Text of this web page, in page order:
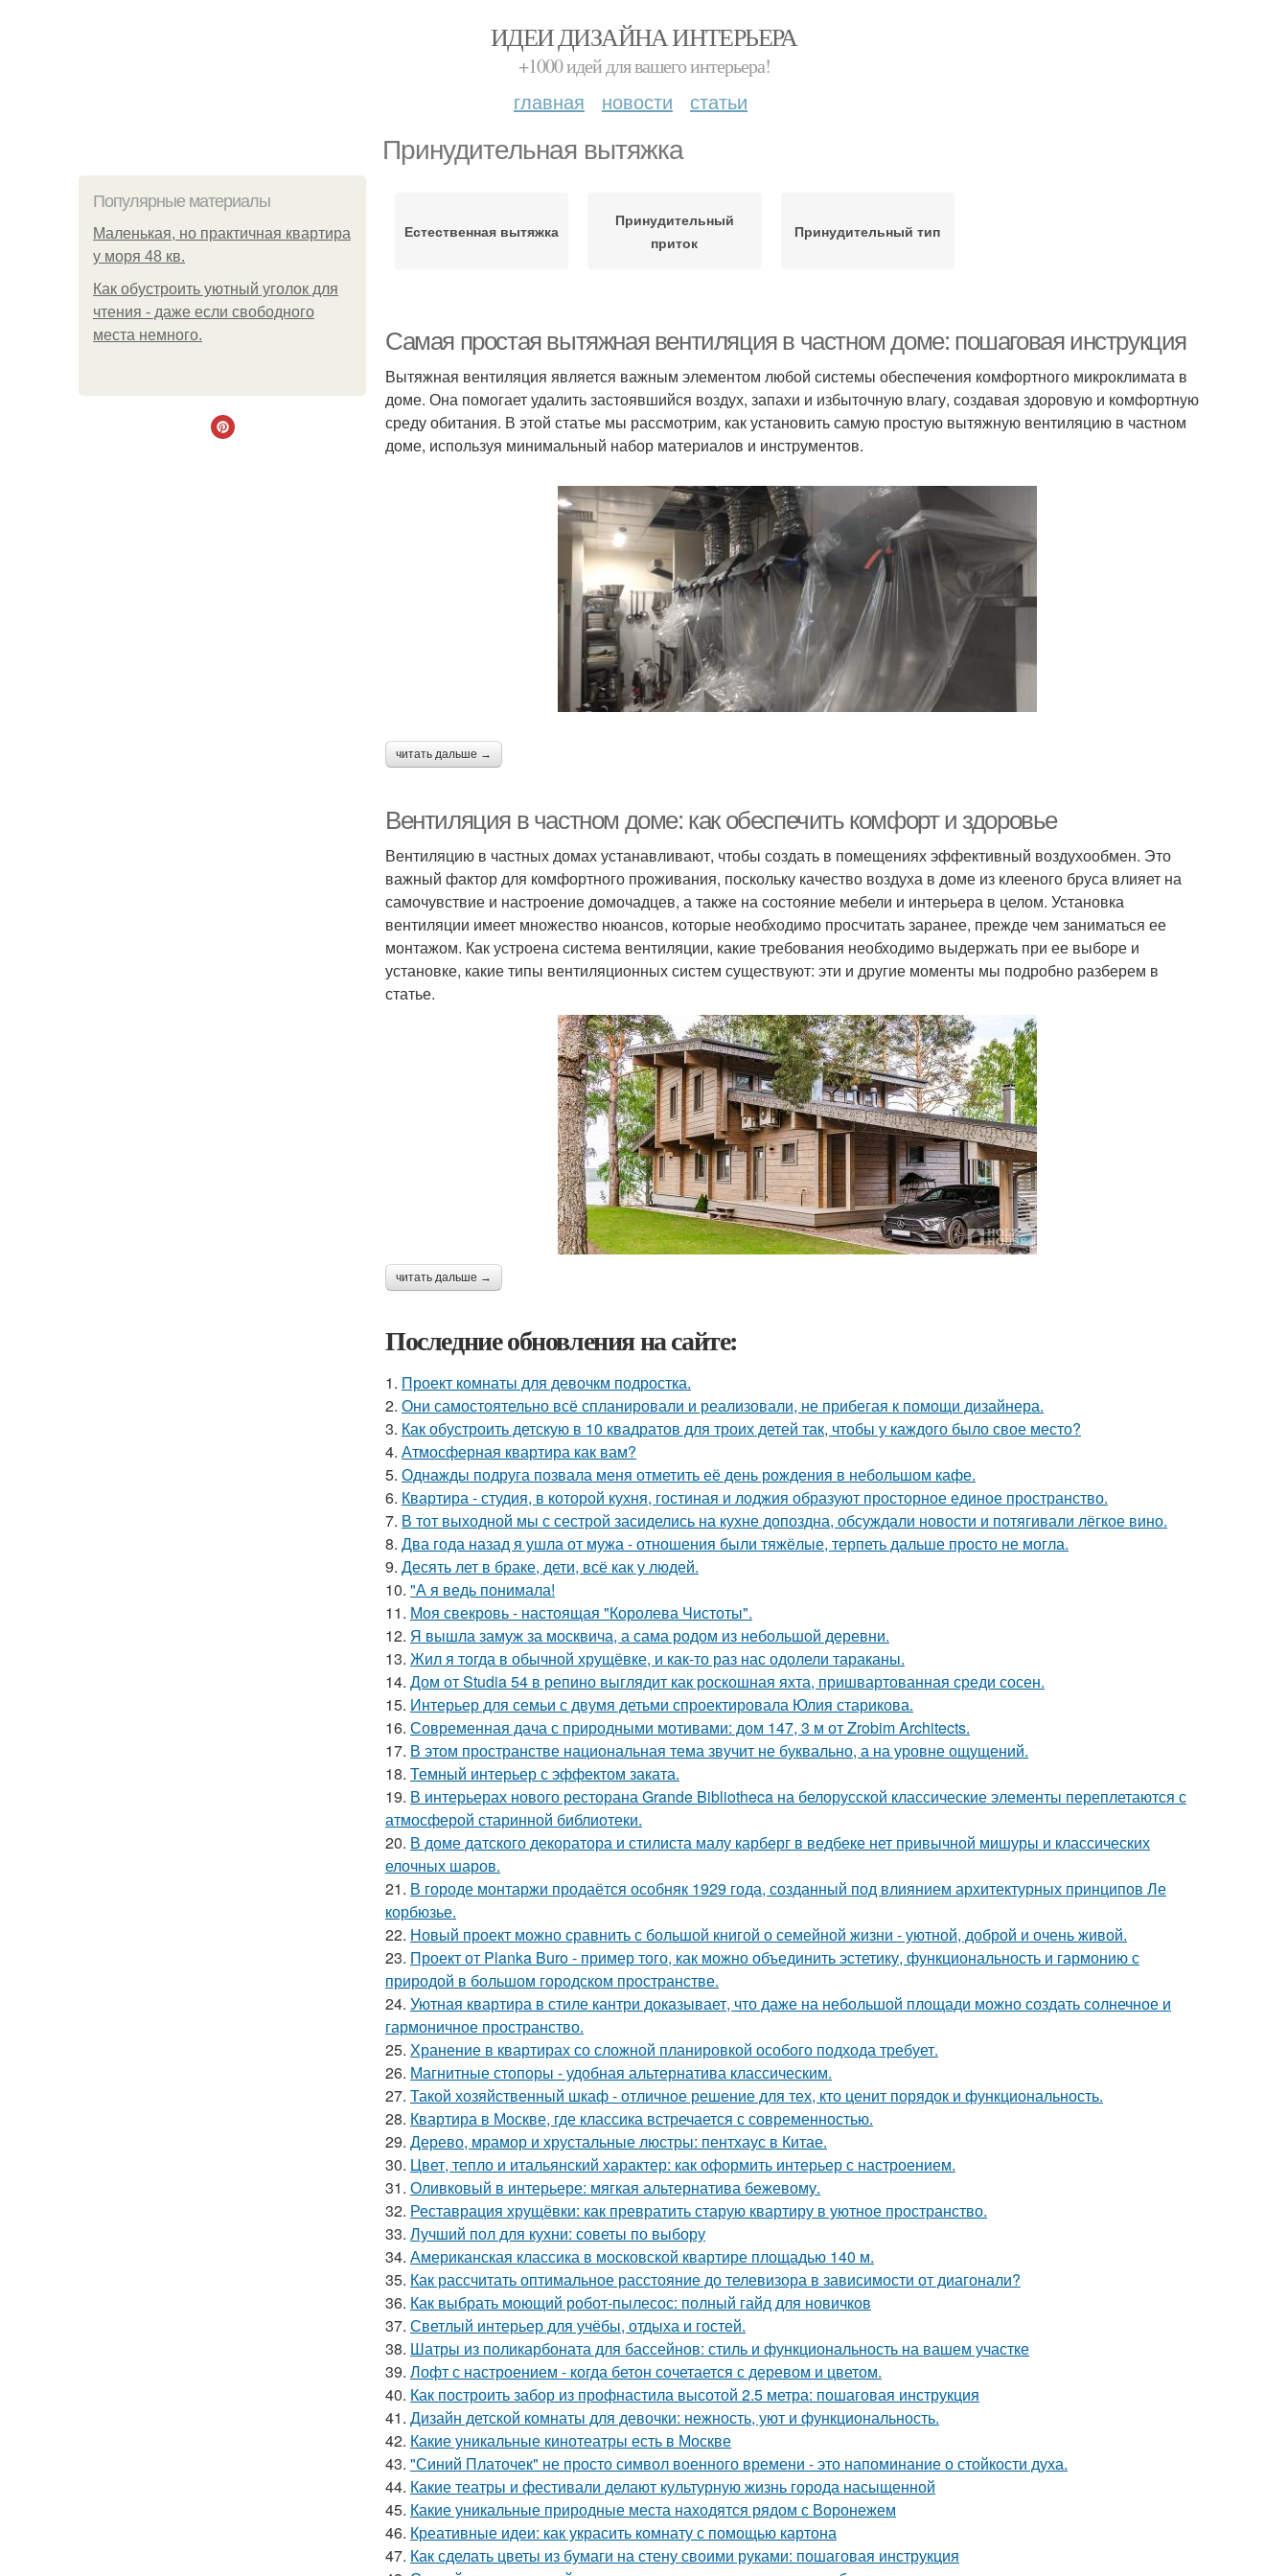
ИДЕИ ДИЗАЙНА ИНТЕРЬЕРА
+1000 идей для вашего интерьера!
главная новости статьи
Принудительная вытяжка
Популярные материалы
Маленькая, но практичная квартира
у моря 48 кв.
Как обустроить уютный уголок для
чтения - даже если свободного
места немного.
Естественная вытяжка
Принудительный
приток
Принудительный тип
Самая простая вытяжная вентиляция в частном доме: пошаговая инструкция
Вытяжная вентиляция является важным элементом любой системы обеспечения комфортного микроклимата в
доме. Она помогает удалить застоявшийся воздух, запахи и избыточную влагу, создавая здоровую и комфортную
среду обитания. В этой статье мы рассмотрим, как установить самую простую вытяжную вентиляцию в частном
доме, используя минимальный набор материалов и инструментов.
читать дальше →
Вентиляция в частном доме: как обеспечить комфорт и здоровье
Вентиляцию в частных домах устанавливают, чтобы создать в помещениях эффективный воздухообмен. Это
важный фактор для комфортного проживания, поскольку качество воздуха в доме из клееного бруса влияет на
самочувствие и настроение домочадцев, а также на состояние мебели и интерьера в целом. Установка
вентиляции имеет множество нюансов, которые необходимо просчитать заранее, прежде чем заниматься ее
монтажом. Как устроена система вентиляции, какие требования необходимо выдержать при ее выборе и
установке, какие типы вентиляционных систем существуют: эти и другие моменты мы подробно разберем в
статье.
читать дальше →
Последние обновления на сайте:
1. Проект комнаты для девочкм подростка.
2. Они самостоятельно всё спланировали и реализовали, не прибегая к помощи дизайнера.
3. Как обустроить детскую в 10 квадратов для троих детей так, чтобы у каждого было свое место?
4. Атмосферная квартира как вам?
5. Однажды подруга позвала меня отметить её день рождения в небольшом кафе.
6. Квартира - студия, в которой кухня, гостиная и лоджия образуют просторное единое пространство.
7. В тот выходной мы с сестрой засиделись на кухне допоздна, обсуждали новости и потягивали лёгкое вино.
8. Два года назад я ушла от мужа - отношения были тяжёлые, терпеть дальше просто не могла.
9. Десять лет в браке, дети, всё как у людей.
10. "А я ведь понимала!
11. Моя свекровь - настоящая "Королева Чистоты".
12. Я вышла замуж за москвича, а сама родом из небольшой деревни.
13. Жил я тогда в обычной хрущёвке, и как-то раз нас одолели тараканы.
14. Дом от Studia 54 в репино выглядит как роскошная яхта, пришвартованная среди сосен.
15. Интерьер для семьи с двумя детьми спроектировала Юлия старикова.
16. Современная дача с природными мотивами: дом 147, 3 м от Zrobim Architects.
17. В этом пространстве национальная тема звучит не буквально, а на уровне ощущений.
18. Темный интерьер с эффектом заката.
19. В интерьерах нового ресторана Grande Bibliotheca на белорусской классические элементы переплетаются с
атмосферой старинной библиотеки.
20. В доме датского декоратора и стилиста малу карберг в ведбеке нет привычной мишуры и классических
елочных шаров.
21. В городе монтаржи продаётся особняк 1929 года, созданный под влиянием архитектурных принципов Ле
корбюзье.
22. Новый проект можно сравнить с большой книгой о семейной жизни - уютной, доброй и очень живой.
23. Проект от Planka Buro - пример того, как можно объединить эстетику, функциональность и гармонию с
природой в большом городском пространстве.
24. Уютная квартира в стиле кантри доказывает, что даже на небольшой площади можно создать солнечное и
гармоничное пространство.
25. Хранение в квартирах со сложной планировкой особого подхода требует.
26. Магнитные стопоры - удобная альтернатива классическим.
27. Такой хозяйственный шкаф - отличное решение для тех, кто ценит порядок и функциональность.
28. Квартира в Москве, где классика встречается с современностью.
29. Дерево, мрамор и хрустальные люстры: пентхаус в Китае.
30. Цвет, тепло и итальянский характер: как оформить интерьер с настроением.
31. Оливковый в интерьере: мягкая альтернатива бежевому.
32. Реставрация хрущёвки: как превратить старую квартиру в уютное пространство.
33. Лучший пол для кухни: советы по выбору
34. Американская классика в московской квартире площадью 140 м.
35. Как рассчитать оптимальное расстояние до телевизора в зависимости от диагонали?
36. Как выбрать моющий робот-пылесос: полный гайд для новичков
37. Светлый интерьер для учёбы, отдыха и гостей.
38. Шатры из поликарбоната для бассейнов: стиль и функциональность на вашем участке
39. Лофт с настроением - когда бетон сочетается с деревом и цветом.
40. Как построить забор из профнастила высотой 2.5 метра: пошаговая инструкция
41. Дизайн детской комнаты для девочки: нежность, уют и функциональность.
42. Какие уникальные кинотеатры есть в Москве
43. "Синий Платочек" не просто символ военного времени - это напоминание о стойкости духа.
44. Какие театры и фестивали делают культурную жизнь города насыщенной
45. Какие уникальные природные места находятся рядом с Воронежем
46. Креативные идеи: как украсить комнату с помощью картона
47. Как сделать цветы из бумаги на стену своими руками: пошаговая инструкция